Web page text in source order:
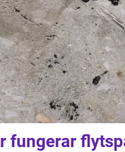
fungerar